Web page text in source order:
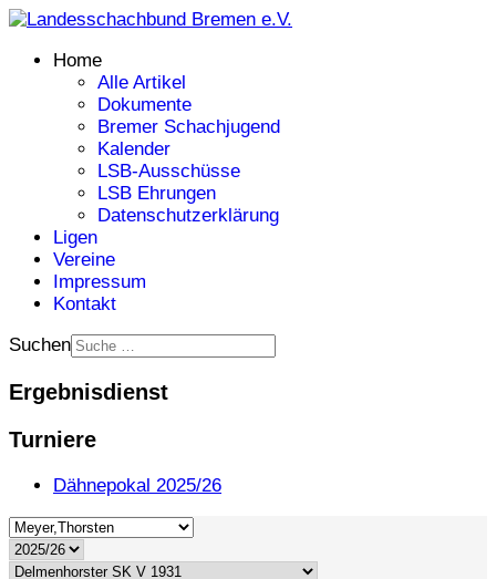
Home
Alle Artikel
Dokumente
Bremer Schachjugend
Kalender
LSB-Ausschüsse
LSB Ehrungen
Datenschutzerklärung
Ligen
Vereine
Impressum
Kontakt
Suchen
Ergebnisdienst
Turniere
Dähnepokal 2025/26